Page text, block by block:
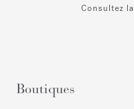
Consultez la
Boutiques